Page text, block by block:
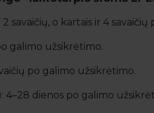
savaičių, o kartais ir 4
galimo užsikrėtimo.
po galimo užsikrėtimo.
4–28 dienos po galimo